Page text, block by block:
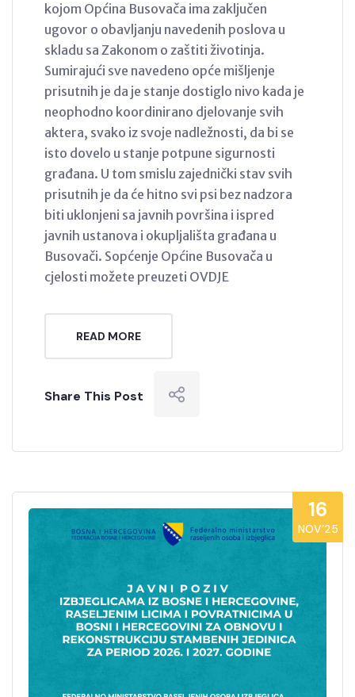
kojom Općina Busovača ima zaključen
ugovor o obavljanju navedenih poslova u
skladu sa Zakonom o zaštiti životinja.
Sumirajući sve navedeno opće mišljenje
prisutnih je da je stanje dostiglo nivo kada je
neophodno koordinirano djelovanje svih
aktera, svako iz svoje nadležnosti, da bi se
isto dovelo u stanje potpune sigurnosti
građana. U tom smislu zajednički stav svih
prisutnih je da će hitno svi psi bez nadzora
biti uklonjeni sa javnih površina i ispred
javnih ustanova i okupljališta građana u
Busovači. Sopćenje Općine Busovača u
cjelosti možete preuzeti OVDJE
READ MORE
Share This Post
16
NOV’25